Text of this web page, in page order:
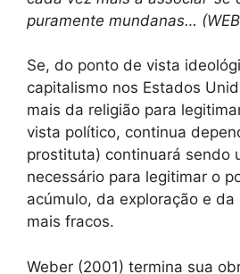
puramente mundanas…
Se, do ponto de vista
capitalismo nos Estados
mais da religião para
vista político, continua
prostituta) continuará sendo
necessário para legitimar o
acúmulo, da exploração e da
mais fracos.
Weber (2001) termina sua